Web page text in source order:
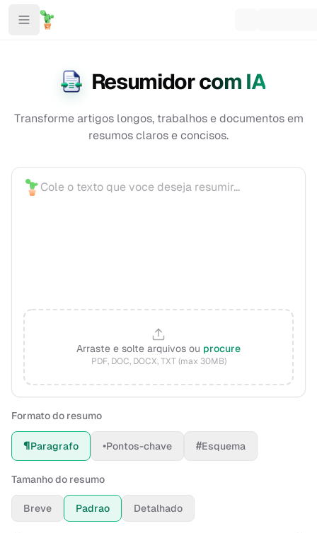
Resumidor com IA
Transforme artigos longos, trabalhos e documentos em
resumos claros e concisos.
Arraste e solte arquivos ou procure
PDF, DOC, DOCX, TXT (max 30MB)
Formato do resumo
¶Paragrafo •Pontos-chave #Esquema
Tamanho do resumo
Breve Padrao Detalhado